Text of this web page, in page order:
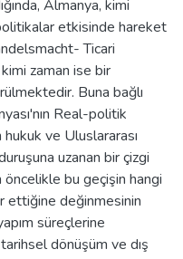
Almanya, kimi
etkisinde hareket
Ticari
zaman ise bir
Buna bağlı
Real-politik
ve Uluslararası
uzanan bir çizgi
öncelikle bu geçişin hangi
ettiğine değinmesinin
süreçlerine
dönüşüm ve dış